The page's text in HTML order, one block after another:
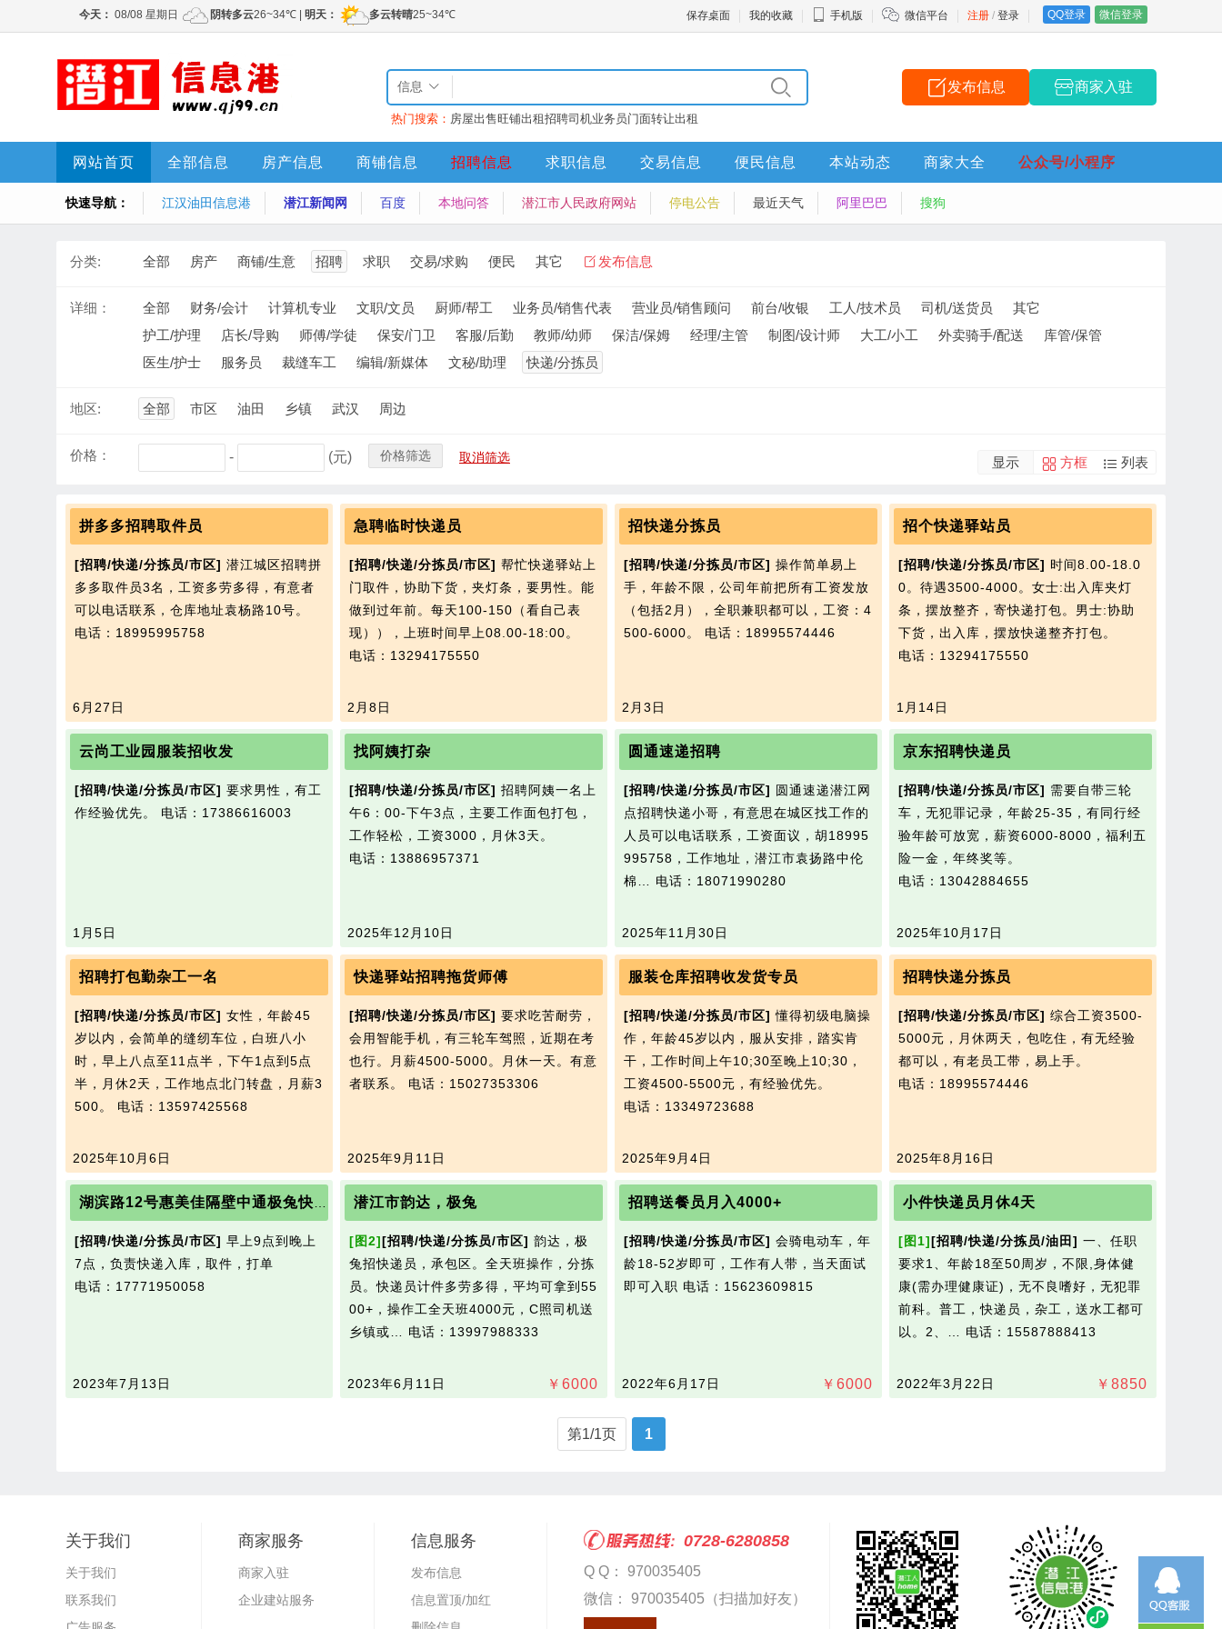
注册 / 登录 QQ登录 微信登录
保存桌面 我的收藏 手机版 微信平台
信息
热门搜索： 房屋出售旺铺出租招聘司机业务员门面转让出租
发布信息 商家入驻
网站首页 全部信息 房产信息 商铺信息 招聘信息 求职信息 交易信息 便民信息 本站动态 商家大全 公众号/小程序
快速导航： 江汉油田信息港 潜江新闻网 百度 本地问答 潜江市人民政府网站 停电公告 最近天气 阿里巴巴 搜狗
分类: 全部 房产 商铺/生意 招聘 求职 交易/求购 便民 其它 发布信息
详细： 全部 财务/会计 计算机专业 文职/文员 厨师/帮工 业务员/销售代表 营业员/销售顾问 前台/收银 工人/技术员 司机/送货员
其它
护工/护理
店长/导购 师傅/学徒 保安/门卫 客服/后勤 教师/幼师 保洁/保姆 经理/主管 制图/设计师 大工/小工 外卖骑手/配送
库管/保管
医生/护士
服务员 裁缝车工 编辑/新媒体 文秘/助理 快递/分拣员
地区: 全部 市区 油田 乡镇 武汉 周边
价格： - (元) 价格筛选 取消筛选 显示 方框 列表
拼多多招聘取件员
[招聘/快递/分拣员/市区] 潜江城区招聘拼
多多取件员3名，工资多劳多得，有意者
可以电话联系，仓库地址袁杨路10号。
电话：18995995758
6月27日
急聘临时快递员
[招聘/快递/分拣员/市区] 帮忙快递驿站上
门取件，协助下货，夹灯条，要男性。能
做到过年前。每天100-150（看自己表
现）），上班时间早上08.00-18:00。
电话：13294175550
2月8日
招快递分拣员
[招聘/快递/分拣员/市区] 操作简单易上
手，年龄不限，公司年前把所有工资发放
（包括2月），全职兼职都可以，工资：4
500-6000。 电话：18995574446
2月3日
招个快递驿站员
[招聘/快递/分拣员/市区] 时间8.00-18.0
0。待遇3500-4000。女士:出入库夹灯
条，摆放整齐，寄快递打包。男士:协助
下货，出入库，摆放快递整齐打包。
电话：13294175550
1月14日
云尚工业园服装招收发
[招聘/快递/分拣员/市区] 要求男性，有工
作经验优先。 电话：17386616003
1月5日
找阿姨打杂
[招聘/快递/分拣员/市区] 招聘阿姨一名上
午6：00-下午3点，主要工作面包打包，
工作轻松，工资3000，月休3天。
电话：13886957371
2025年12月10日
圆通速递招聘
[招聘/快递/分拣员/市区] 圆通速递潜江网
点招聘快递小哥，有意思在城区找工作的
人员可以电话联系，工资面议，胡18995
995758，工作地址，潜江市袁扬路中伦
棉… 电话：18071990280
2025年11月30日
京东招聘快递员
[招聘/快递/分拣员/市区] 需要自带三轮
车，无犯罪记录，年龄25-35，有同行经
验年龄可放宽，薪资6000-8000，福利五
险一金，年终奖等。
电话：13042884655
2025年10月17日
招聘打包勤杂工一名
[招聘/快递/分拣员/市区] 女性，年龄45
岁以内，会简单的缝纫车位，白班八小
时，早上八点至11点半，下午1点到5点
半，月休2天，工作地点北门转盘，月薪3
500。 电话：13597425568
2025年10月6日
快递驿站招聘拖货师傅
[招聘/快递/分拣员/市区] 要求吃苦耐劳，
会用智能手机，有三轮车驾照，近期在考
也行。月薪4500-5000。月休一天。有意
者联系。 电话：15027353306
2025年9月11日
服装仓库招聘收发货专员
[招聘/快递/分拣员/市区] 懂得初级电脑操
作，年龄45岁以内，服从安排，踏实肯
干，工作时间上午10;30至晚上10;30，
工资4500-5500元，有经验优先。
电话：13349723688
2025年9月4日
招聘快递分拣员
[招聘/快递/分拣员/市区] 综合工资3500-
5000元，月休两天，包吃住，有无经验
都可以，有老员工带，易上手。
电话：18995574446
2025年8月16日
[招聘/快递/分拣员/市区] 早上9点到晚上
7点，负责快递入库，取件，打单
电话：17771950058
2023年7月13日
潜江市韵达，极兔
[图2][招聘/快递/分拣员/市区] 韵达，极
兔招快递员，承包区。全天班操作，分拣
员。快递员计件多劳多得，平均可拿到55
00+，操作工全天班4000元，C照司机送
乡镇或… 电话：13997988333
￥ 6000
2023年6月11日
招聘送餐员月入4000+
[招聘/快递/分拣员/市区] 会骑电动车，年
龄18-52岁即可，工作有人带，当天面试
即可入职 电话：15623609815
￥ 6000
2022年6月17日
小件快递员月休4天
[图1][招聘/快递/分拣员/油田] 一、任职
要求1、年龄18至50周岁，不限,身体健
康(需办理健康证)，无不良嗜好，无犯罪
前科。普工，快递员，杂工，送水工都可
以。2、… 电话：15587888413
￥ 8850
2022年3月22日
第1/1页 1
关于我们
关于我们
联系我们
商家服务
商家入驻
企业建站服务
信息服务
发布信息
信息置顶/加红
0728-6280858
Q Q： 970035405
微信： 970035405（扫描加好友）